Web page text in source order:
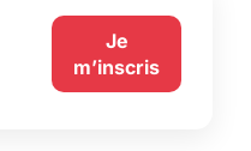
Je
m’inscris